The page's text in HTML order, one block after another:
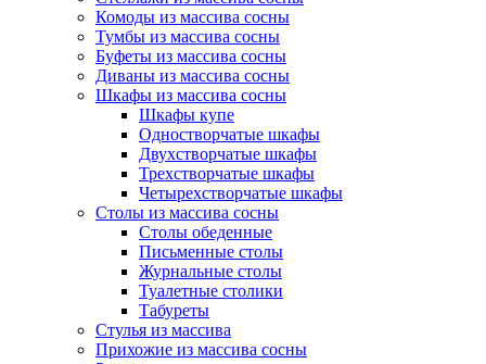
Комоды из массива сосны
Тумбы из массива сосны
Буфеты из массива сосны
Диваны из массива сосны
Шкафы из массива сосны
Шкафы купе
Одностворчатые шкафы
Двухстворчатые шкафы
Трехстворчатые шкафы
Четырехстворчатые шкафы
Столы из массива сосны
Столы обеденные
Письменные столы
Журнальные столы
Туалетные столики
Табуреты
Стулья из массива
Прихожие из массива сосны